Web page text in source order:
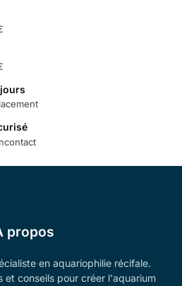
propos
en aquariophilie récifale.
et conseils pour créer l'aquarium